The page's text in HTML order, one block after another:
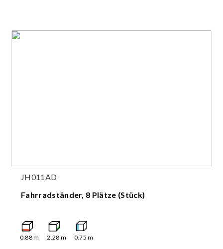
JH011AD
Fahrradständer, 8 Plätze (Stück)
0.88m 2.28 m 0.75 m